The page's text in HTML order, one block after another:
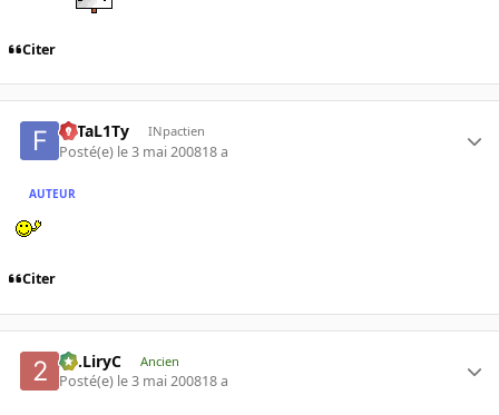
Citer
FaTaL1Ty INpactien
Posté(e) le 3 mai 200818 a
AUTEUR
Citer
2C.LiryC Ancien
Posté(e) le 3 mai 200818 a